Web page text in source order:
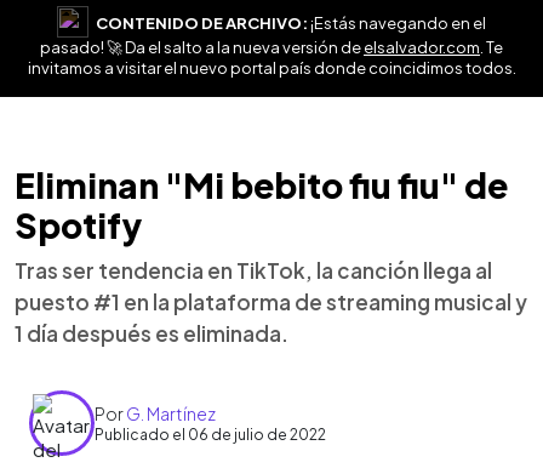
CONTENIDO DE ARCHIVO:¡Estás navegando en el
pasado! 🚀 Da el salto a la nueva versión deelsalvador.com . Te
invitamos a visitar el nuevo portal país donde coincidimos todos.
Eliminan "Mi bebito fiu fiu" de
Spotify
Tras ser tendencia en TikTok, la canción llega al
puesto #1 en la plataforma de streaming musical y
1 día después es eliminada.
PorG. Martínez
Publicado el 06 de julio de 2022